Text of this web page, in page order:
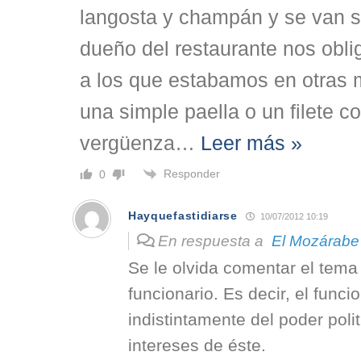
langosta y champán y se van
dueño del restaurante nos
a los que estabamos en otras
una simple paella o un filete
vergüenza… Leer más »
0 Responder
Hayquefastidiarse 10/07/2012 10:19
En respuesta a El Mozárabe
Se le olvida comentar el
funcionario. Es decir, el
indistintamente del poder
intereses de éste.